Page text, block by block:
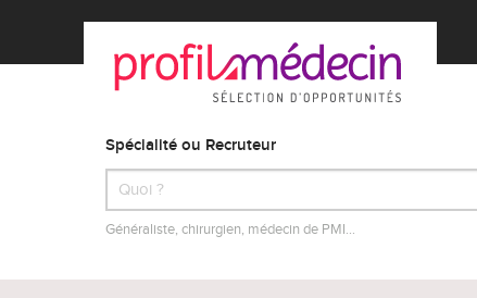
Spécialité ou Recruteur
Généraliste, chirurgien, médecin de PMI…